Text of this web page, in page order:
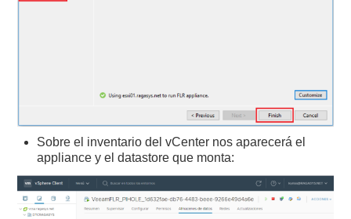
Sobre el inventario del vCenter nos aparecerá el
appliance y el datastore que monta: